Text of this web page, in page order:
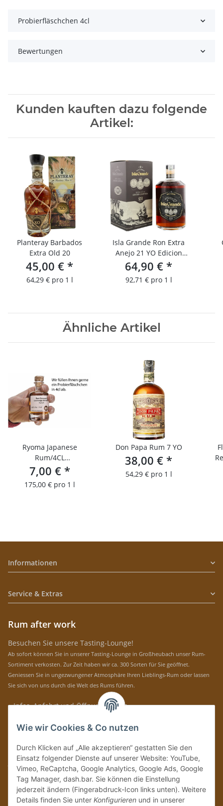
Probierfläschchen 4cl
Bewertungen
Kunden kauften dazu folgende
Artikel:
Planteray Barbados
Extra Old 20
45,00 € *
64,29 € pro 1 l
Isla Grande Ron Extra
Anejo 21 YO Edicion
Limitada
64,90 € *
92,71 € pro 1 l
Ähnliche Artikel
Ryoma Japanese
Rum/4CL
Probierfläschchen
7,00 € *
175,00 € pro 1 l
Don Papa Rum 7 YO
38,00 € *
54,29 € pro 1 l
Informationen
Service & Extras
Rum after work
Besuchen Sie unsere Tasting-Lounge!
Ab sofort können Sie in unserer Tasting-Lounge in Großheubach unser Rum-
Sortiment verkosten. Zur Zeit haben wir ca. 300 Sorten für Sie geöffnet.
Geniessen Sie in ungezwungener Atmosphäre Ihren Lieblings-Rum oder lassen
Sie sich von uns durch die Welt des Rums führen.
» Infos, Anfahrt und Öffnungszeiten
Immer auf dem Laufenden mit unseren aktuellen Rum-News!
Bitte senden Sie mir entsprechend IhrerDatenschutzerklärung
regelmäßig und
jederzeit widerruflich Informationen zu Ihrem Produktsortiment per E-Mail zu.
Vertrag widerrufen
Wie wir Cookies & Co nutzen
Durch Klicken auf „Alle akzeptieren“ gestatten Sie den
Einsatz folgender Dienste auf unserer Website: YouTube,
Vimeo, ReCaptcha, Google Analytics, Google Ads, Google
Tag Manager, dash.bar. Sie können die Einstellung
jederzeit ändern (Fingerabdruck-Icon links unten). Weitere
Details finden Sie unter Konfigurieren und in unserer